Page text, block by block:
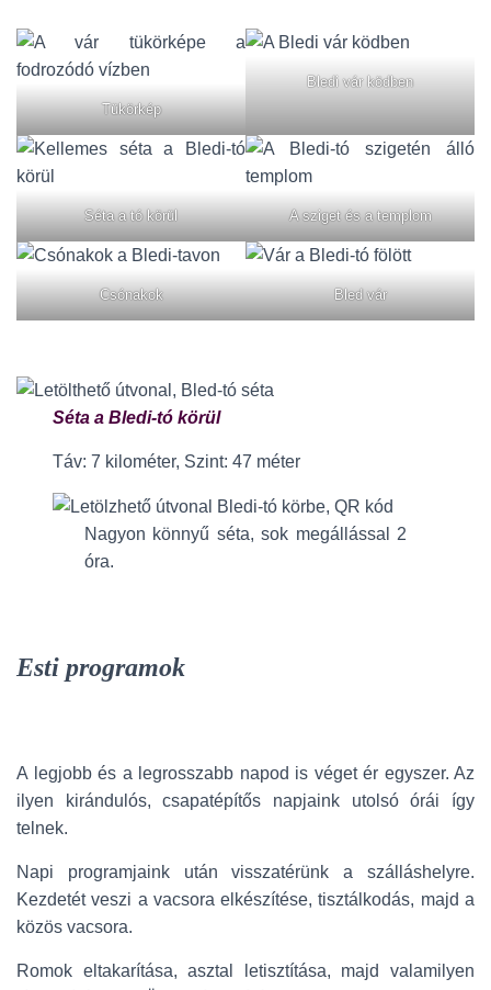
Tükörkép
Bledi vár ködben
Séta a tó körül A sziget és a templom
Csónakok Bled vár
Séta a Bledi-tó körül
Táv: 7 kilométer, Szint: 47 méter
Nagyon könnyű séta, sok megállással 2
óra.
Esti programok
A legjobb és a legrosszabb napod is véget ér egyszer. Az
ilyen kirándulós, csapatépítős napjaink utolsó órái így
telnek.
Napi programjaink után visszatérünk a szálláshelyre.
Kezdetét veszi a vacsora elkészítése, tisztálkodás, majd a
közös vacsora.
Romok eltakarítása, asztal letisztítása, majd valamilyen